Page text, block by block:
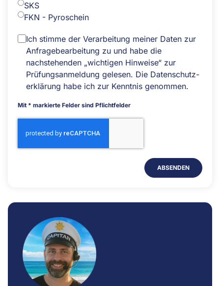
SKS
FKN - Pyroschein
Ich stimme der Verarbeitung meiner Daten zur
Anfragebearbeitung zu und habe die
nachstehenden „wichtigen Hinweise“ zur
Prüfungsanmeldung gelesen. Die Datenschutz­
erklärung habe ich zur Kenntnis genommen.
Mit * markierte Felder sind Pflichtfelder
ABSENDEN